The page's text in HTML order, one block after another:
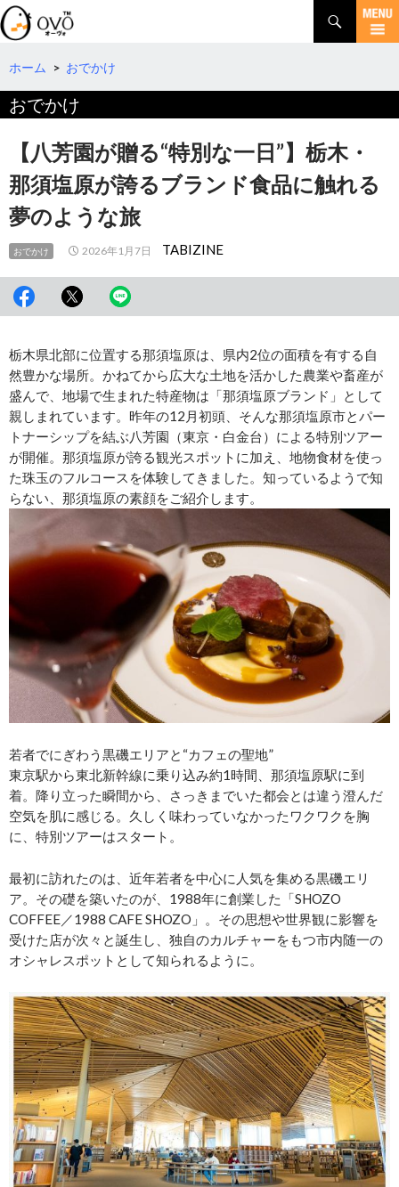
検
索
コ
テ
ツ
へ
ホーム > おでかけ
おでかけ
【八芳園が贈る“特別な一日”】栃木・
那須塩原が誇るブランド食品に触れる
夢のような旅
おでかけ 2026年1月7日 TABIZINE
栃木県北部に位置する那須塩原は、県内2位の面積を有する自
然豊かな場所。かねてから広大な土地を活かした農業や畜産が
盛んで、地場で生まれた特産物は「那須塩原ブランド」として
親しまれています。昨年の12月初頭、そんな那須塩原市とパー
トナーシップを結ぶ八芳園（東京・白金台）による特別ツアー
が開催。那須塩原が誇る観光スポットに加え、地物食材を使っ
た珠玉のフルコースを体験してきました。知っているようで知
らない、那須塩原の素顔をご紹介します。
若者でにぎわう黒磯エリアと“カフェの聖地”
東京駅から東北新幹線に乗り込み約1時間、那須塩原駅に到
着。降り立った瞬間から、さっきまでいた都会とは違う澄んだ
空気を肌に感じる。久しく味わっていなかったワクワクを胸
に、特別ツアーはスタート。
最初に訪れたのは、近年若者を中心に人気を集める黒磯エリ
ア。その礎を築いたのが、1988年に創業した「SHOZO
COFFEE／1988 CAFE SHOZO」。その思想や世界観に影響を
受けた店が次々と誕生し、独自のカルチャーをもつ市内随一の
オシャレスポットとして知られるように。